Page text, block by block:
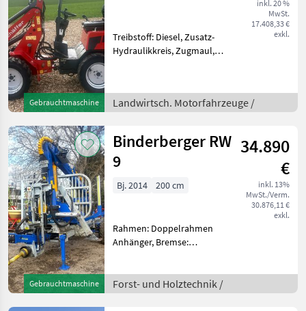
Gebrauchtmaschine
inkl. 20 %
MwSt.
17.408,33 €
exkl.
Treibstoff: Diesel, Zusatz-
Hydraulikkreis, Zugmaul,
Schäffer 2028 Baujahr 2018,
26PS, Euro-Aufnahme mit
Landwirtsch. Motorfahrzeuge /
Gebrauchtmaschine
Binderberger RW
9
34.890
€
inkl. 13%
MwSt./Verm.
30.876,11 €
exkl.
Bj. 2014 200 cm
Rahmen: Doppelrahmen
Anhänger, Bremse:
Rungenpaare,
Kransteuerung:
Forst- und Holztechnik /